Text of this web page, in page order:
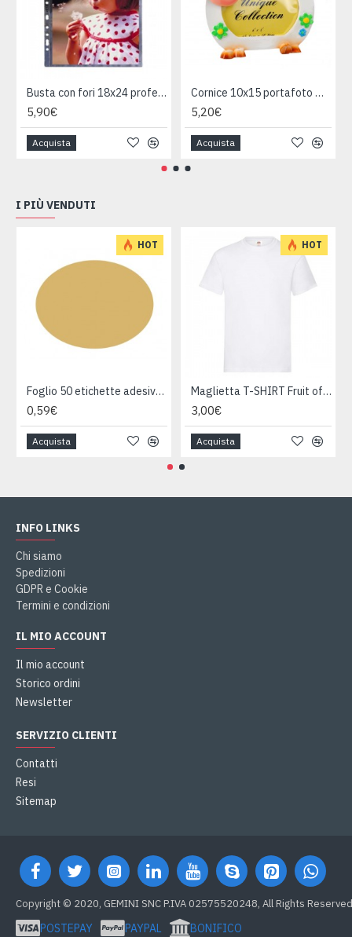
Busta con fori 18x24 professionale 10pz
5,90€
Acquista
Cornice 10x15 portafoto mucca
5,20€
Acquista
I PIÙ VENDUTI
HOT
Foglio 50 etichette adesive ovali ORO mm 36x27
0,59€
Acquista
HOT
Maglietta T-SHIRT Fruit of The Loom HEAVY varie taglie
3,00€
Acquista
INFO LINKS
Chi siamo
Spedizioni
GDPR e Cookie
Termini e condizioni
IL MIO ACCOUNT
Il mio account
Storico ordini
Newsletter
SERVIZIO CLIENTI
Contatti
Resi
Sitemap
Copyright © 2020, GEMINI SNC P.IVA 02575520248, All Rights Reserved
POSTEPAY PAYPAL BONIFICO